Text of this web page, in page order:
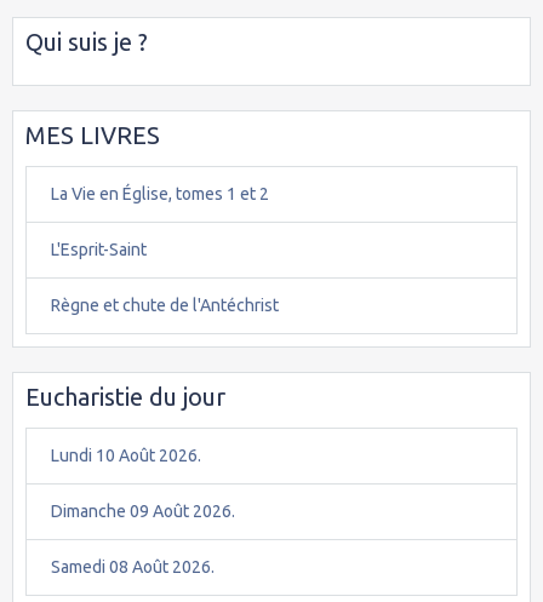
Qui suis je ?
MES LIVRES
La Vie en Église, tomes 1 et 2
L'Esprit-Saint
Règne et chute de l'Antéchrist
Eucharistie du jour
Lundi 10 Août 2026.
Dimanche 09 Août 2026.
Samedi 08 Août 2026.